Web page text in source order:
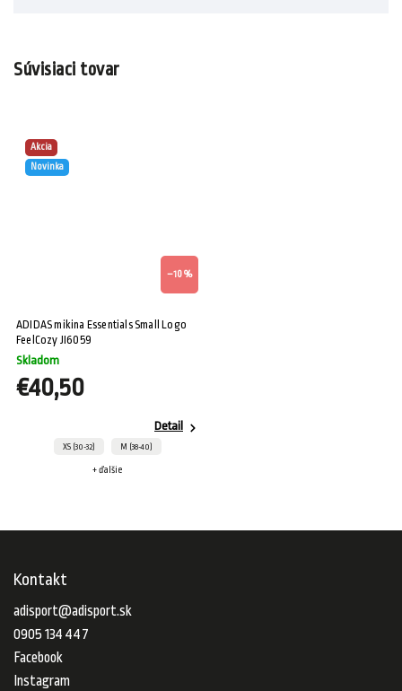
Súvisiaci tovar
Akcia
Novinka
–10 %
ADIDAS mikina Essentials Small Logo
FeelCozy JI6059
Skladom
€40,50
Detail
XS (30-32) M (38-40)
+ ďalšie
Kontakt
adisport@adisport.sk
0905 134 447
Facebook
Instagram